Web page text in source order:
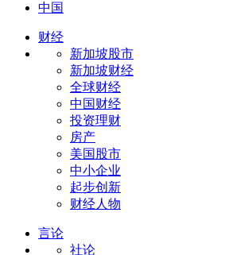
中国
财经
新加坡股市
新加坡财经
全球财经
中国财经
投资理财
房产
美国股市
中小企业
起步创新
财经人物
言论
社论